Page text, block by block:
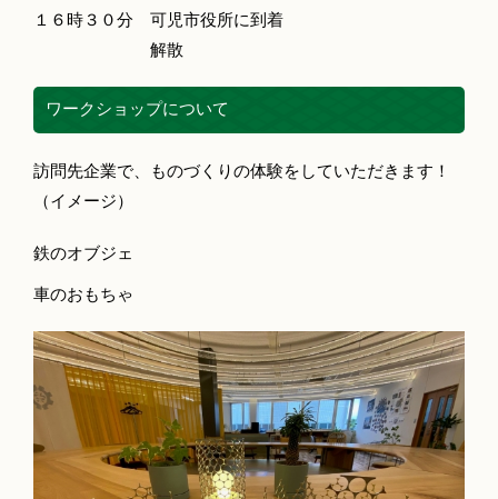
１６時３０分 可児市役所に到着
解散
ワークショップについて
訪問先企業で、ものづくりの体験をしていただきます！
（イメージ）
鉄のオブジェ
車のおもちゃ